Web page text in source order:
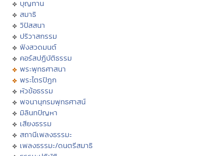
บุญทาน
สมาธิ
วิปัสสนา
ปริวาสกรรม
ฟังสวดมนต์
คอร์สปฏิบัติธรรม
พระพุทธศาสนา
พระไตรปิฏก
หัวข้อธรรม
พจนานุกรมพุทธศาสน์
มิลินทปัญหา
เสียงธรรม
สถานีเพลงธรรมะ
เพลงธรรมะ/ดนตรีสมาธิ